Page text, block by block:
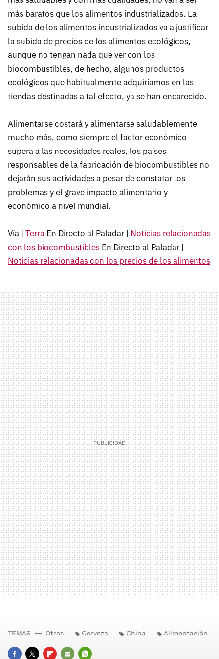
más baratos que los alimentos industrializados. La
subida de los alimentos industrializados va a justificar
la subida de precios de los alimentos ecológicos,
aunque no tengan nada que ver con los
biocombustibles, de hecho, algunos productos
ecológicos que habitualmente adquiríamos en las
tiendas destinadas a tal efecto, ya se han encarecido.
Alimentarse costará y alimentarse saludablemente
mucho más, como siempre el factor económico
supera a las necesidades reales, los países
responsables de la fabricación de biocombustibles no
dejarán sus actividades a pesar de constatar los
problemas y el grave impacto alimentario y
económico a nivel mundial.
Vía | Terra En Directo al Paladar | Noticias relacionadas
con los biocombustibles En Directo al Paladar |
Noticias relacionadas con los precios de los alimentos
TEMAS Otros Cerveza China Alimentación